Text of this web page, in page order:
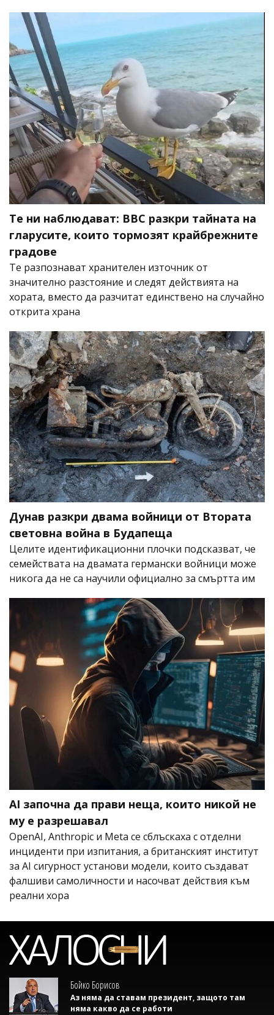
Те ни наблюдават: BBC разкри тайната на
гларусите, които тормозят крайбрежните
градове
Те разпознават хранителен източник от
значително разстояние и следят действията на
хората, вместо да разчитат единствено на случайно
открита храна
Дунав разкри двама войници от Втората
световна война в Будапеща
Целите идентификационни плочки подсказват, че
семействата на двамата германски войници може
никога да не са научили официално за смъртта им
AI започна да прави неща, които никой не
му е разрешавал
OpenAI, Anthropic и Meta се сблъскаха с отделни
инциденти при изпитания, а британският институт
за AI сигурност установи модели, които създават
фалшиви самоличности и насочват действия към
реални хора
Бойко Борисов
Аз няма да ставам президент, защото там
няма какво да се работи